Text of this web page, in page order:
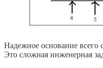
Надежное основание всего
Это сложная инженерная